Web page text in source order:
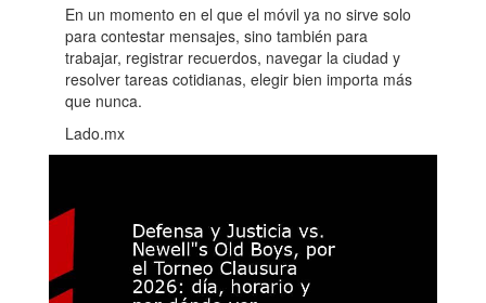
En un momento en el que el móvil ya no sirve solo
para contestar mensajes, sino también para
trabajar, registrar recuerdos, navegar la ciudad y
resolver tareas cotidianas, elegir bien importa más
que nunca.
Lado.mx